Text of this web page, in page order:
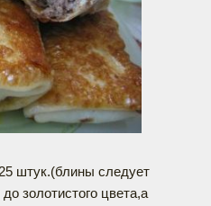
штук.(блины следует
золотистого цвета,а